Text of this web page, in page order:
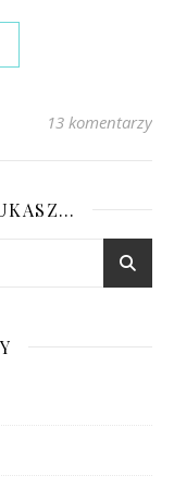
13 komentarzy